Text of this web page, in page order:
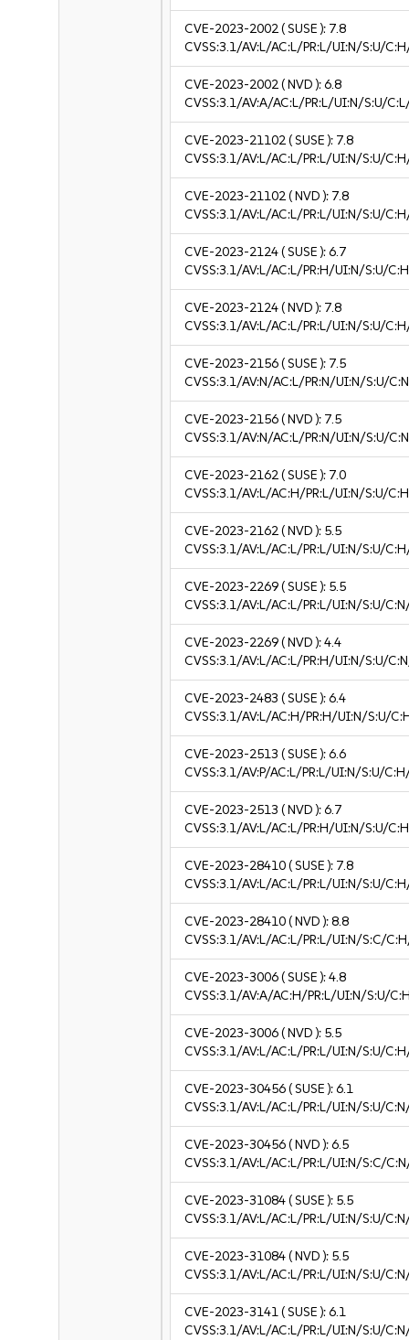
CVE-2023-2002( SUSE ): 7.8
CVSS:3.1/AV:L/AC:L/PR:L/UI:N/S:U/
CVE-2023-2002( NVD ):6.8
CVSS:3.1/AV:A/AC:L/PR:L/UI:N/S:U/
CVE-2023-21102( SUSE ): 7.8
CVSS:3.1/AV:L/AC:L/PR:L/UI:N/S:U/
CVE-2023-21102( NVD ): 7.8
CVSS:3.1/AV:L/AC:L/PR:L/UI:N/S:U/
CVE-2023-2124( SUSE ):6.7
CVSS:3.1/AV:L/AC:L/PR:H/UI:N/S:U/
CVE-2023-2124( NVD ): 7.8
CVSS:3.1/AV:L/AC:L/PR:L/UI:N/S:U/
CVE-2023-2156( SUSE ): 7.5
CVSS:3.1/AV:N/AC:L/PR:N/UI:N/S:U/
CVE-2023-2156( NVD ): 7.5
CVSS:3.1/AV:N/AC:L/PR:N/UI:N/S:U/
CVE-2023-2162( SUSE ): 7.0
CVSS:3.1/AV:L/AC:H/PR:L/UI:N/S:U/
CVE-2023-2162( NVD ): 5.5
CVSS:3.1/AV:L/AC:L/PR:L/UI:N/S:U/
CVE-2023-2269( SUSE ): 5.5
CVSS:3.1/AV:L/AC:L/PR:L/UI:N/S:U/
CVE-2023-2269( NVD ):4.4
CVSS:3.1/AV:L/AC:L/PR:H/UI:N/S:U/
CVE-2023-2483 ( SUSE ):6.4
CVSS:3.1/AV:L/AC:H/PR:H/UI:N/S:U/
CVE-2023-2513 ( SUSE ):6.6
CVSS:3.1/AV:P/AC:L/PR:L/UI:N/S:U/
CVE-2023-2513 ( NVD ):6.7
CVSS:3.1/AV:L/AC:L/PR:H/UI:N/S:U/
CVE-2023-28410( SUSE ): 7.8
CVSS:3.1/AV:L/AC:L/PR:L/UI:N/S:U/
CVE-2023-28410( NVD ):8.8
CVSS:3.1/AV:L/AC:L/PR:L/UI:N/S:C/
CVE-2023-3006( SUSE ):4.8
CVSS:3.1/AV:A/AC:H/PR:L/UI:N/S:U/
CVE-2023-3006( NVD ): 5.5
CVSS:3.1/AV:L/AC:L/PR:L/UI:N/S:U/
CVE-2023-30456( SUSE ):6.1
CVSS:3.1/AV:L/AC:L/PR:L/UI:N/S:U/
CVE-2023-30456( NVD ):6.5
CVSS:3.1/AV:L/AC:L/PR:L/UI:N/S:C/
CVE-2023-31084( SUSE ): 5.5
CVSS:3.1/AV:L/AC:L/PR:L/UI:N/S:U/
CVE-2023-31084( NVD ): 5.5
CVSS:3.1/AV:L/AC:L/PR:L/UI:N/S:U/
CVE-2023-3141( SUSE ):6.1
CVSS:3.1/AV:L/AC:L/PR:L/UI:N/S:U/